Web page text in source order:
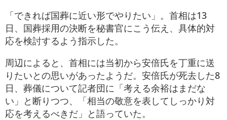
「できれば国葬に近い形でやりたい」。首相は13
日、国葬採用の決断を秘書官にこう伝え、具体的対
応を検討するよう指示した。
周辺によると、首相には当初から安倍氏を丁重に送
りたいとの思いがあったようだ。安倍氏が死去した8
日、葬儀について記者団に「考える余裕はまだな
い」と断りつつ、「相当の敬意を表してしっかり対
応を考えるべきだ」と語っていた。